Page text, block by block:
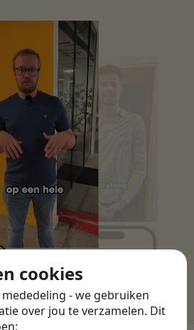
cookies
mededeling - we gebruiken
over jou te verzamelen. Dit